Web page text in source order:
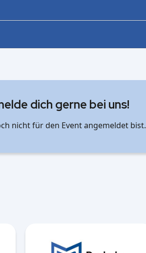
dich gerne bei uns!
nicht für den Event angemeldet bist.